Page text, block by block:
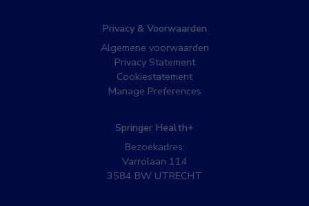
Privacy & Voorwaarden
Algemene voorwaarden
Privacy Statement
Cookiestatement
Manage Preferences
Springer Health+
Bezoekadres:
Varrolaan 114
3584 BW UTRECHT